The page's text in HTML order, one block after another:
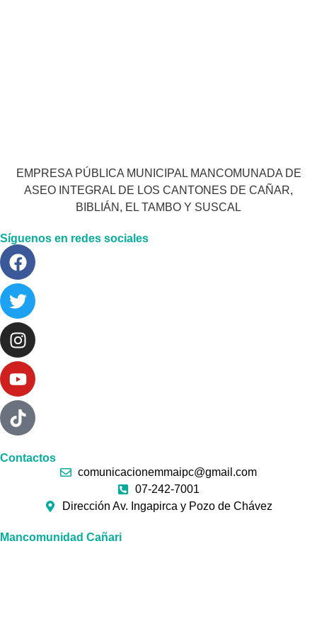
EMPRESA PÚBLICA MUNICIPAL MANCOMUNADA DE
ASEO INTEGRAL DE LOS CANTONES DE CAÑAR,
BIBLIÁN, EL TAMBO Y SUSCAL
Síguenos en redes sociales
Contactos
comunicacionemmaipc@gmail.com
07-242-7001
Dirección Av. Ingapirca y Pozo de Chávez
Mancomunidad Cañari